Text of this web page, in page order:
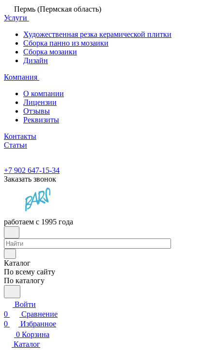
Пермь (Пермская область)
Услуги
Художественная резка керамической плитки
Сборка панно из мозаики
Сборка мозаики
Дизайн
Компания
О компании
Лицензии
Отзывы
Реквизиты
Контакты
Статьи
+7 902 647-15-34
Заказать звонок
работаем с 1995 года
Каталог
По всему сайту
По каталогу
Войти
0
Сравнение
0
Избранное
0 Корзина
Каталог